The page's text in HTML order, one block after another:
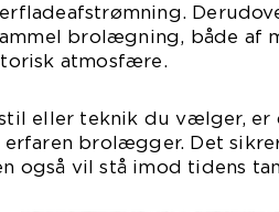
brolægning, både af
atmosfære.
eller teknik du vælger,
brolægger. Det
også vil stå imod tidens